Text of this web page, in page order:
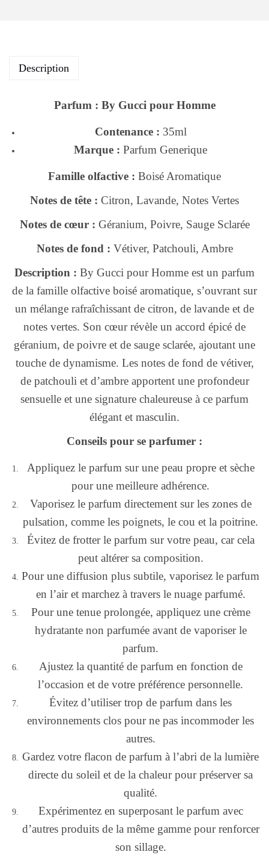
Description
Parfum : By Gucci pour Homme
Contenance : 35ml
Marque : Parfum Generique
Famille olfactive : Boisé Aromatique
Notes de tête : Citron, Lavande, Notes Vertes
Notes de cœur : Géranium, Poivre, Sauge Sclarée
Notes de fond : Vétiver, Patchouli, Ambre
Description : By Gucci pour Homme est un parfum
de la famille olfactive boisé aromatique, s’ouvrant sur
un mélange rafraîchissant de citron, de lavande et de
notes vertes. Son cœur révèle un accord épicé de
géranium, de poivre et de sauge sclarée, ajoutant une
touche de dynamisme. Les notes de fond de vétiver,
de patchouli et d’ambre apportent une profondeur
sensuelle et une signature chaleureuse à ce parfum
élégant et masculin.
Conseils pour se parfumer :
Appliquez le parfum sur une peau propre et sèche
pour une meilleure adhérence.
Vaporisez le parfum directement sur les zones de
pulsation, comme les poignets, le cou et la poitrine.
Évitez de frotter le parfum sur votre peau, car cela
peut altérer sa composition.
Pour une diffusion plus subtile, vaporisez le parfum
en l’air et marchez à travers le nuage parfumé.
Pour une tenue prolongée, appliquez une crème
hydratante non parfumée avant de vaporiser le
parfum.
Ajustez la quantité de parfum en fonction de
l’occasion et de votre préférence personnelle.
Évitez d’utiliser trop de parfum dans les
environnements clos pour ne pas incommoder les
autres.
Gardez votre flacon de parfum à l’abri de la lumière
directe du soleil et de la chaleur pour préserver sa
qualité.
Expérimentez en superposant le parfum avec
d’autres produits de la même gamme pour renforcer
son sillage.